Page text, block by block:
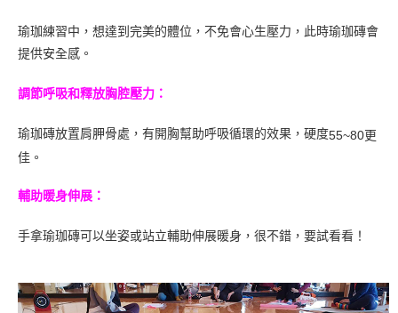
瑜珈練習中，想達到完美的體位，不免會心生壓力，此時瑜珈磚會
提供安全感。
調節呼吸和釋放胸腔壓力：
瑜珈磚放置肩胛骨處，有開胸幫助呼吸循環的效果，硬度55~80更
佳。
輔助暖身伸展：
手拿瑜珈磚可以坐姿或站立輔助伸展暖身，很不錯，要試看看！